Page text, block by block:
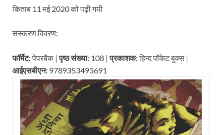
किताब 11 मई 2020 को पढ़ी गयी
संस्करण विवरण:
फॉर्मेट:पेपरबैक |पृष्ठ संख्या: 108 |प्रकाशक:हिन्द पॉकेट बुक्स |
आईएसबीएन: 9789353493691